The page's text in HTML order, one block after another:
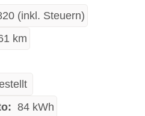
(inkl. Steuern)
km
84 kWh